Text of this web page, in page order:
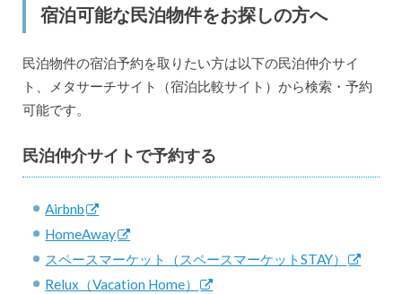
宿泊可能な民泊物件をお探しの方へ
民泊物件の宿泊予約を取りたい方は以下の民泊仲介サイ
ト、メタサーチサイト（宿泊比較サイト）から検索・予約
可能です。
民泊仲介サイトで予約する
Airbnb
HomeAway
スペースマーケット（スペースマーケットSTAY）
Relux（Vacation Home）